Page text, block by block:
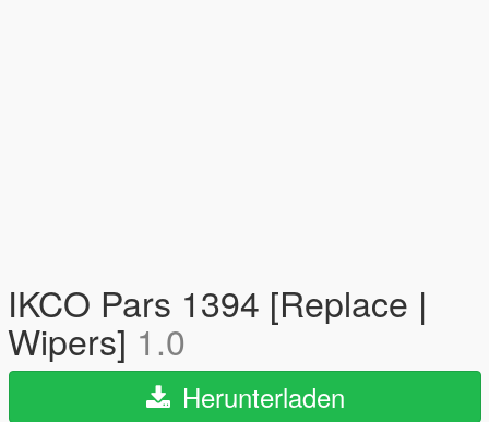
IKCO Pars 1394 [Replace |
Wipers] 1.0
Herunterladen